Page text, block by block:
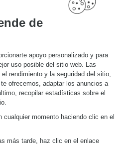
de
apoyo personalizado y para
uso posible del sitio web. Las
rendimiento y la seguridad del sitio,
ofrecemos, adaptar los anuncios a
recopilar estadísticas sobre el
cualquier momento haciendo clic en el
más tarde, haz clic en el enlace
cocinas, muebles de hogar, baños